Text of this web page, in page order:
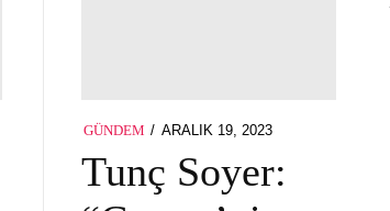
GÜNDEM
POSTED
ARALIK 19, 2023
Tunç Soyer: